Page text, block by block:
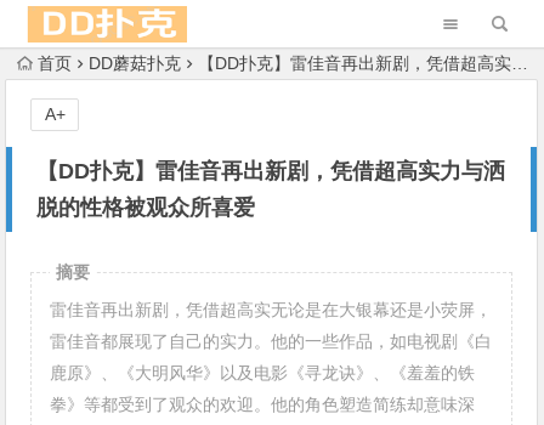
首页 DD蘑菇扑克 【DD扑克】雷佳音再出新剧，凭借超高实力与洒脱的性格被观众所喜爱
【DD扑克】雷佳音再出新剧，凭借超高实力与洒
脱的性格被观众所喜爱
A+
摘要
雷佳音再出新剧，凭借超高实无论是在大银幕还是小荧屏，
雷佳音都展现了自己的实力。他的一些作品，如电视剧《白
鹿原》、《大明风华》以及电影《寻龙诀》、《羞羞的铁
拳》等都受到了观众的欢迎。他的角色塑造简练却意味深